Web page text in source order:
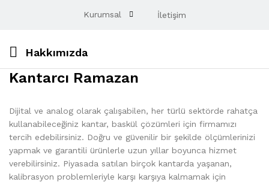
Kurumsal İletişim
Hakkımızda
Kantarcı Ramazan
Dijital ve analog olarak çalışabilen, her türlü sektörde rahatça
kullanabileceğiniz kantar, baskül çözümleri için firmamızı
tercih edebilirsiniz. Doğru ve güvenilir bir şekilde ölçümlerinizi
yapmak ve garantili ürünlerle uzun yıllar boyunca hizmet
verebilirsiniz. Piyasada satılan birçok kantarda yaşanan,
kalibrasyon problemleriyle karşı karşıya kalmamak için